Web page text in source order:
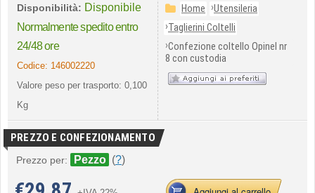
Disponibilità: Disponibile
Normalmente spedito entro
24/48 ore
Codice: 146002220
Valore peso per trasporto: 0,100
Kg
Home ›Utensileria
›Taglierini Coltelli
›Confezione coltello Opinel nr
8 con custodia
PREZZO E CONFEZIONAMENTO
Prezzo per: Pezzo (?)